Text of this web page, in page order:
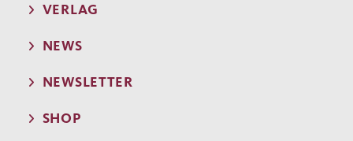
VERLAG
NEWS
NEWSLETTER
SHOP